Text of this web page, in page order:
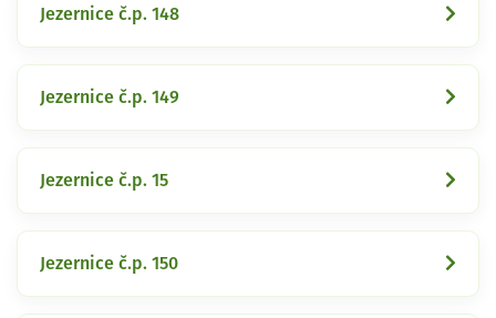
Jezernice č.p. 148
Jezernice č.p. 149
Jezernice č.p. 15
Jezernice č.p. 150